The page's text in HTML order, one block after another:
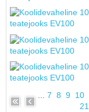
...7 8 9 10
21